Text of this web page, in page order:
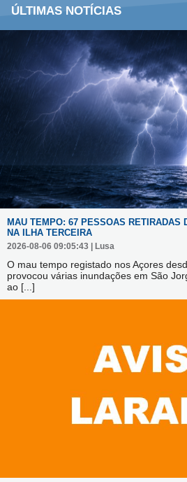
ÚLTIMAS NOTÍCIAS
MAU TEMPO: 67 PESSOAS RETIRADAS
NA ILHA TERCEIRA
2026-08-06 09:05:43 | Lusa
O mau tempo registado nos Açores
provocou várias inundações em São
ao [...]